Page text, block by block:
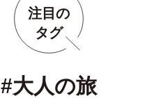
注目の
タグ
#大人の旅